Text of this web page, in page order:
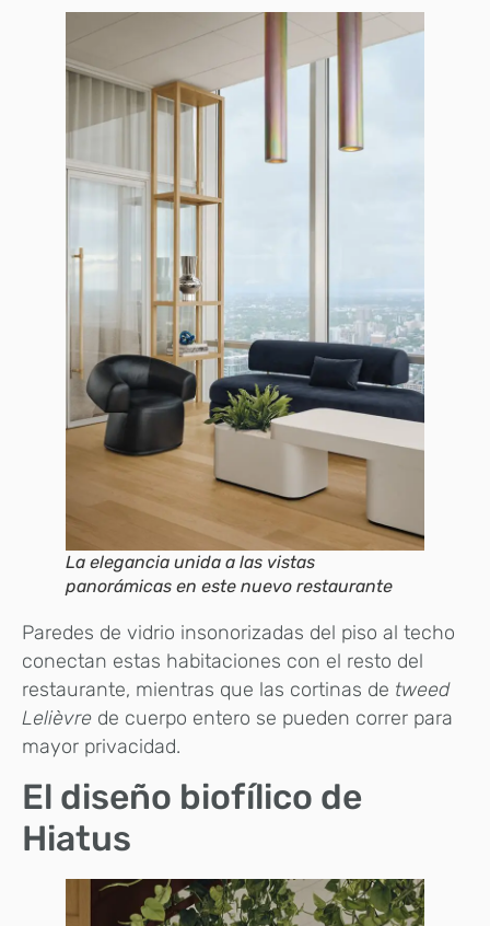
La elegancia unida a las vistas
panorámicas en este nuevo restaurante
Paredes de vidrio insonorizadas del piso al techo
conectan estas habitaciones con el resto del
restaurante, mientras que las cortinas de tweed
Lelièvre de cuerpo entero se pueden correr para
mayor privacidad.
El diseño biofílico de
Hiatus